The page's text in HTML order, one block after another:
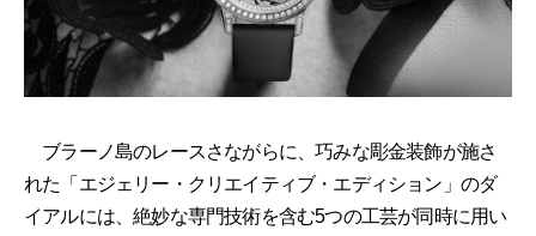
ブラーノ島のレースさながらに、巧みな彫金装飾が施さ
れた「エジェリー・クリエイティブ・エディション」のダ
イアルには、絶妙な専門技術を含む5つの工芸が同時に用い